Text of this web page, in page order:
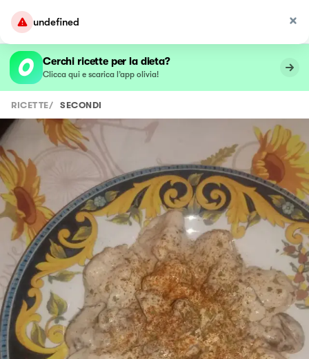
undefined
Cerchi ricette per la dieta?
Clicca qui e scarica l’app olivia!
RICETTE/ SECONDI